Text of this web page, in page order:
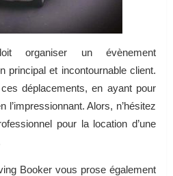
organiser un évènement
principal et incontournable client.
déplacements, en ayant pour
l’impressionnant. Alors, n’hésitez
pour la location d’une
Booker vous prose également